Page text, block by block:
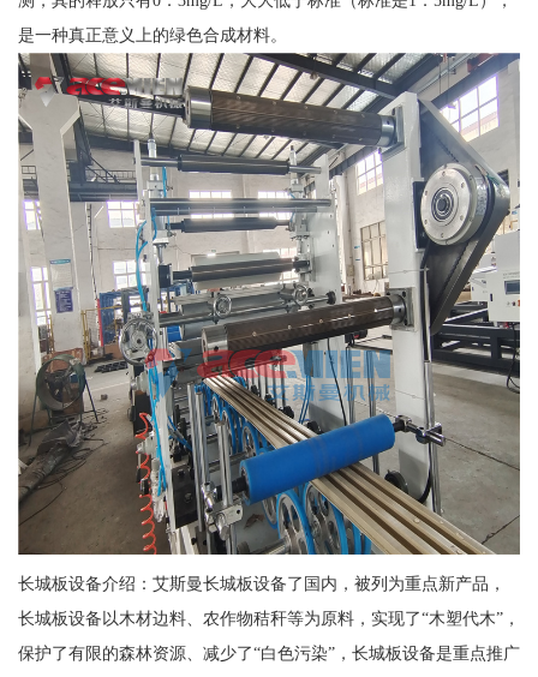
是一种真正意义上的绿色合成材料。
长城板设备介绍：艾斯曼长城板设备了国内，被列为重点新产品，
长城板设备以木材边料、农作物秸秆等为原料，实现了“木塑代木”，
保护了有限的森林资源、减少了“白色污染”，长城板设备是重点推广